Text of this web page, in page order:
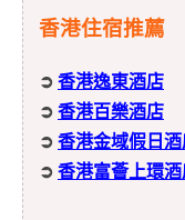
香港住宿推薦
➲ 香港逸東酒店
➲ 香港百樂酒店
➲ 香港金域假日酒
➲ 香港富薈上環酒